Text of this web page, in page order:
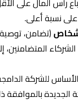
نسبة أعلى.
(تضامن،
المتضامنين،
للشركة
بالموافقة